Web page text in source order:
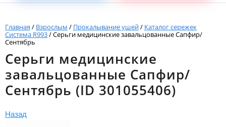
Главная / Взрослым / Прокалывание ушей/ Каталог сережек
Система R993/Серьги медицинские завальцованные Сапфир/
Сентябрь
Серьги медицинские
завальцованные Сапфир/
Сентябрь (ID 301055406)
Назад